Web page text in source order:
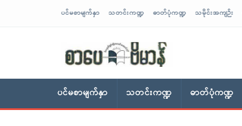
ပင်မစာမျက်နှာ သတင်းကဏ္ဍ ဓာတ်ပုံကဏ္ဍ သမိုင်းအကျဉ်း
ပင်မစာမျက်နှာ သတင်းကဏ္ဍ ဓာတ်ပုံကဏ္ဍ